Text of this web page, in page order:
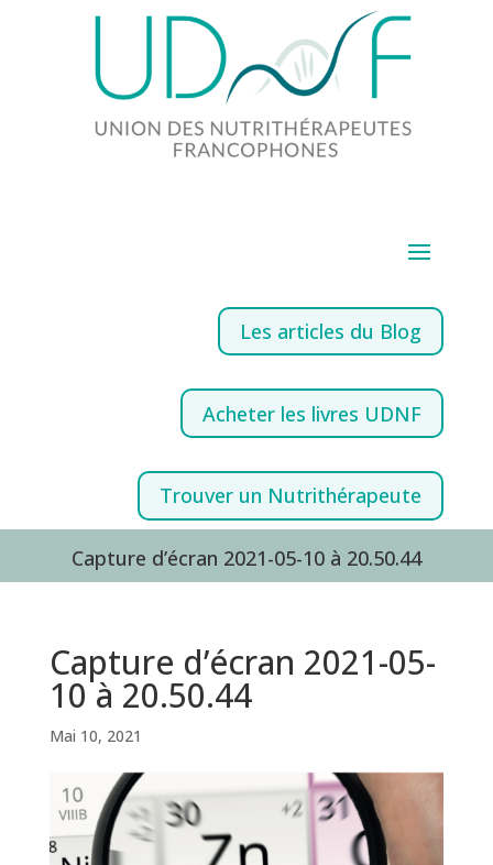
Les articles du Blog
Acheter les livres UDNF
Trouver un Nutrithérapeute
Capture d’écran 2021-05-10 à 20.50.44
Capture d’écran 2021-05-
10 à 20.50.44
Mai 10, 2021